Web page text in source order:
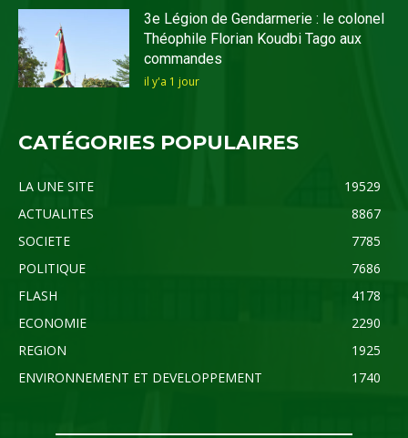
3e Légion de Gendarmerie : le colonel
Théophile Florian Koudbi Tago aux
commandes
il y'a 1 jour
CATÉGORIES POPULAIRES
LA UNE SITE
19529
ACTUALITES
8867
SOCIETE
7785
POLITIQUE
7686
FLASH
4178
ECONOMIE
2290
REGION
1925
ENVIRONNEMENT ET DEVELOPPEMENT
1740